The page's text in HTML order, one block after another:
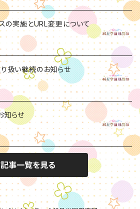
スの実施とURL変更について
扱い継続のお知らせ
知らせ
記事一覧を見る